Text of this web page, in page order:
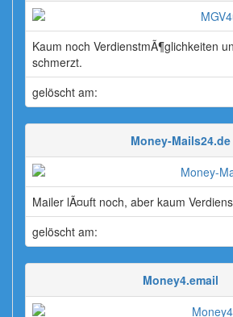
Kaum noch VerdienstmÃ¶glichkeiten
schmerzt.
gelöscht am:
Money-Mails24.de
Mailer lÃ¤uft noch, aber kaum
gelöscht am:
Money4.email